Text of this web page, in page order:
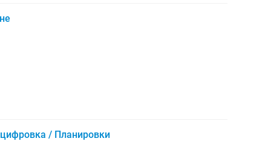
/ Планировки